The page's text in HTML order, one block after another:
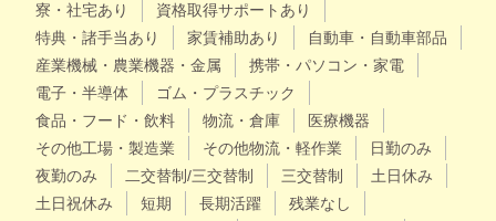
寮・社宅あり
資格取得サポートあり
特典・諸手当あり
家賃補助あり
自動車・自動車部品
産業機械・農業機器・金属
携帯・パソコン・家電
電子・半導体
ゴム・プラスチック
食品・フード・飲料
物流・倉庫
医療機器
その他工場・製造業
その他物流・軽作業
日勤のみ
夜勤のみ
二交替制/三交替制 三交替制
土日休み
土日祝休み
短期 長期活躍
残業なし